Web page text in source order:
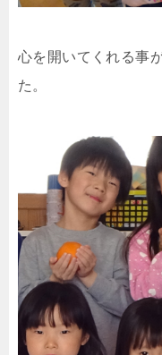
心を開いてくれる事
た。